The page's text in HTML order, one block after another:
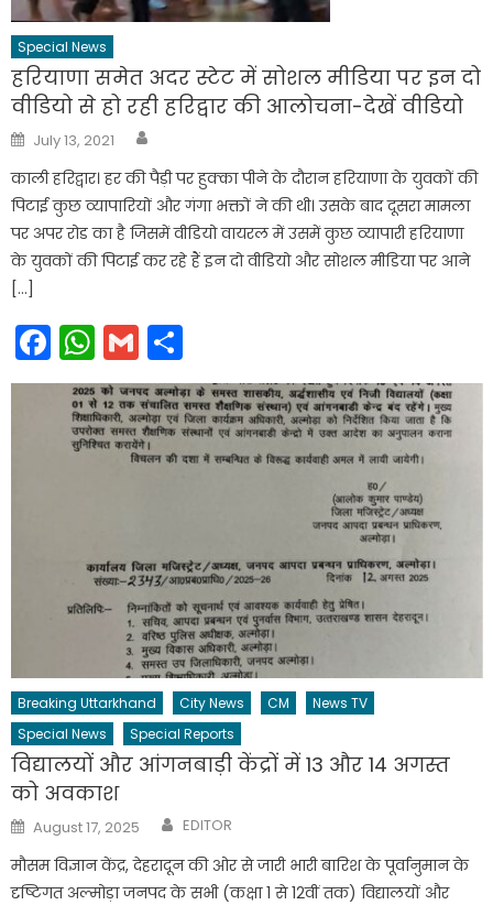
Special News
हरियाणा समेत अदर स्टेट में सोशल मीडिया पर इन दो
वीडियो से हो रही हरिद्वार की आलोचना-देखें वीडियो
Posted
on
July 13, 2021
काली हरिद्वार। हर की पैड़ी पर हुक्का पीने के दौरान हरियाणा के युवकों की
पिटाई कुछ व्यापारियों और गंगा भक्तों ने की थी। उसके बाद दूसरा मामला
पर अपर रोड का है जिसमें वीडियो वायरल में उसमें कुछ व्यापारी हरियाणा
के युवकों की पिटाई कर रहे हैं इन दो वीडियो और सोशल मीडिया पर आने
[…]
Facebook
WhatsApp
Gmail
Breaking Uttarkhand City News CM
News TV
Special News
Special Reports
विद्यालयों और आंगनबाड़ी केंद्रों में 13 और 14 अगस्त
को अवकाश
Posted
on
August 17, 2025 Author
EDITOR
मौसम विज्ञान केंद्र, देहरादून की ओर से जारी भारी बारिश के पूर्वानुमान के
दृष्टिगत अल्मोड़ा जनपद के सभी (कक्षा 1 से 12वीं तक) विद्यालयों और